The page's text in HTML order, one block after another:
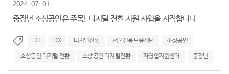
2024-07-01
중장년 소상공인은 주목! 디지털 전환 지원 사업을 시작합니다
DT DX 디지털전환 서울신용보증재단 소상공인
소상공인 디지털 전환 소상공인 디지털전환 자영업지원센터 중장년